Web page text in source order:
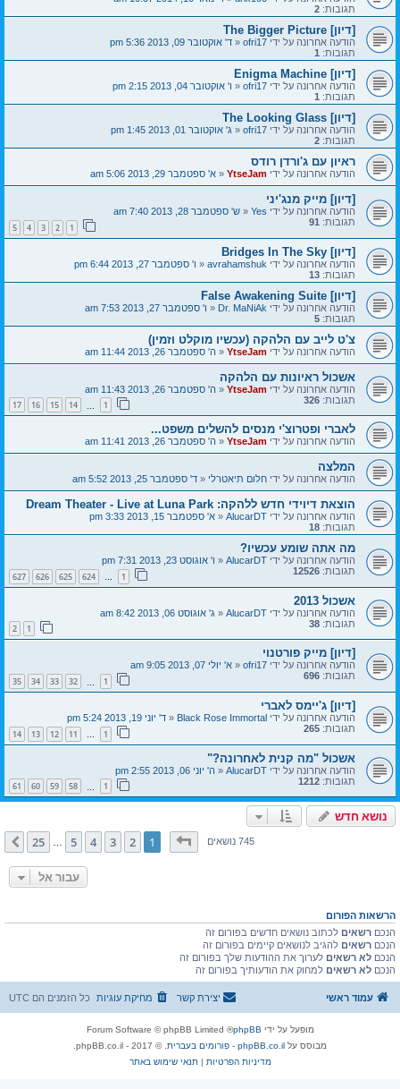
תגובות: 2
[דיון] The Bigger Picture
הודעה אחרונה על ידי ofri17
«ד' אוקטובר 09, 2013 5:36 pm
תגובות: 1
[דיון] Enigma Machine
הודעה אחרונה על ידי ofri17
«ו' אוקטובר 04, 2013 2:15 pm
תגובות: 1
[דיון] The Looking Glass
הודעה אחרונה על ידי ofri17
«ג' אוקטובר 01, 2013 1:45 pm
תגובות: 2
ראיון עם ג'ורדן רודס
הודעה אחרונה על ידי YtseJam
«א' ספטמבר 29, 2013 5:06 am
[דיון] מייק מנג'יני
הודעה אחרונה על ידי Yes
«ש' ספטמבר 28, 2013 7:40 am
תגובות: 91
2
3
4
5
[דיון] Bridges In The Sky
הודעה אחרונה על ידי avrahamshuk
«ו' ספטמבר 27, 2013 6:44 pm
תגובות: 13
[דיון] False Awakening Suite
הודעה אחרונה על ידי Dr. MaNiAk
«ו' ספטמבר 27, 2013 7:53 am
תגובות: 5
צ'ט לייב עם הלהקה (עכשיו מוקלט וזמין)
הודעה אחרונה על ידי YtseJam
«ה' ספטמבר 26, 2013 11:44 am
אשכול ראיונות עם הלהקה
הודעה אחרונה על ידי YtseJam
«ה' ספטמבר 26, 2013 11:43 am
תגובות: 326
14
15
16
17
לאברי ופטרוצ'י מנסים להשלים משפט...
הודעה אחרונה על ידי YtseJam
«ה' ספטמבר 26, 2013 11:41 am
המלצה
הודעה אחרונה על ידי חלום תיאטרלי«ד' ספטמבר 25, 2013 5:52 am
הוצאת דיוידי חדש ללהקה: Dream Theater - Live at Luna Park
הודעה אחרונה על ידי AlucarDT
«א' ספטמבר 15, 2013 3:33 pm
תגובות: 18
מה אתה שומע עכשיו?
הודעה אחרונה על ידי AlucarDT
«ו' אוגוסט 23, 2013 7:31 pm
תגובות: 12526
…
624
625
626
627
אשכול 2013
הודעה אחרונה על ידי AlucarDT
«ג' אוגוסט 06, 2013 8:42 am
תגובות: 38
2
[דיון] מייק פורטנוי
הודעה אחרונה על ידי ofri17
«א' יולי 07, 2013 9:05 am
תגובות: 696
32
33
34
35
[דיון] ג'יימס לאברי
הודעה אחרונה על ידי Black Rose Immortal
«ד' יוני 19, 2013 5:24 pm
תגובות: 265
…
11
12
13
14
אשכול "מה קנית לאחרונה?"
הודעה אחרונה על ידי AlucarDT
«ה' יוני 06, 2013 2:55 pm
תגובות: 1212
58
59
60
61
נושא חדש
745 נושאיםדף1מתוך25
1
2
3
4
5
…
25 הבא
עבור אל
הרשאות הפורום
הנכם רשאיםלכתוב נושאים חדשים בפורום זה
הנכם רשאיםלהגיב לנושאים קיימים בפורום זה
הנכם לא רשאיםלערוך את ההודעות שלך בפורום זה
הנכם לא רשאיםלמחוק את הודעותיך בפורום זה
עמוד ראשי כל הזמנים הם UTC מחיקת עוגיות יצירת קשר
מופעל על ידיphpBB
® Forum Software © phpBB Limited
מבוסס עלphpBB.co.il - פורומים בעברית
. © 2017 - phpBB.co.il.
מדיניות הפרטיות| תנאי שימוש באתר